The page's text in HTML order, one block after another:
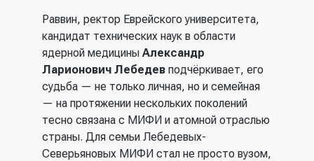
Раввин, ректор Еврейского университета,
кандидат технических наук в области
ядерной медицины Александр
Ларионович Лебедев подчёркивает, его
судьба — не только личная, но и семейная
— на протяжении нескольких поколений
тесно связана с МИФИ и атомной отраслью
страны. Для семьи Лебедевых-
Северьяновых МИФИ стал не просто вузом,